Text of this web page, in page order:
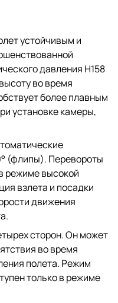
устойчивым и
давления H158
во время
более плавным
установке камеры,
(флипы). Перевороты
режиме высокой
взлета и посадки
движения
сторон. Он может
во время
полета. Режим
только в режиме